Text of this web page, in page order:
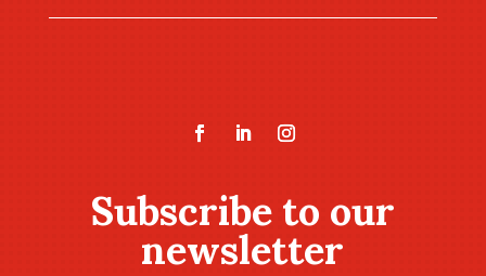
Subscribe to our
newsletter